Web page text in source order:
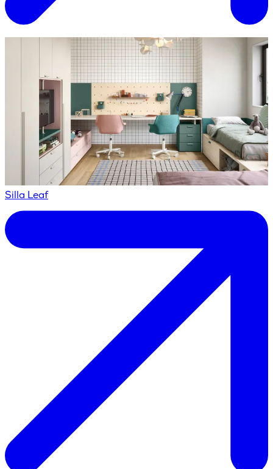
Silla Leaf